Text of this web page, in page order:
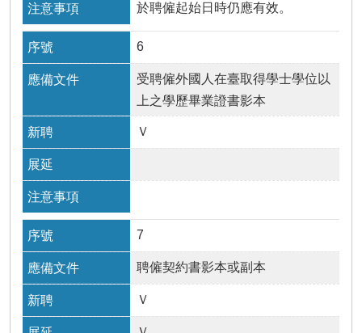
於聘僱起始日時仍應有效。
6
受聘僱外國人在臺取得學士學位以
上之學歷畢業證書影本
Ｖ
7
聘僱契約書影本或副本
Ｖ